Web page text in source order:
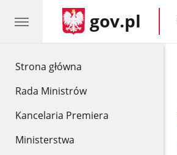
Strona główna
Rada Ministrów
Kancelaria Premiera
Ministerstwa
gov.pl